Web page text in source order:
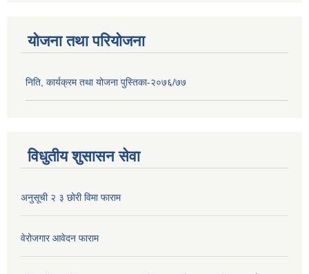
योजना तथा परियोजना
निति, कार्यक्रम तथा योजना पुस्तिका-२०७६/७७
विधुतीय शुसासन सेवा
अनुसूची २ ३ छोरी विमा फाराम
वेरोजगार आवेदन फाराम